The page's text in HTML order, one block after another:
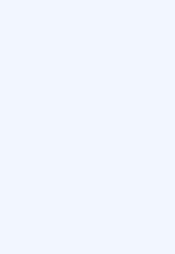
onlarca eğitim seni bekliyor!